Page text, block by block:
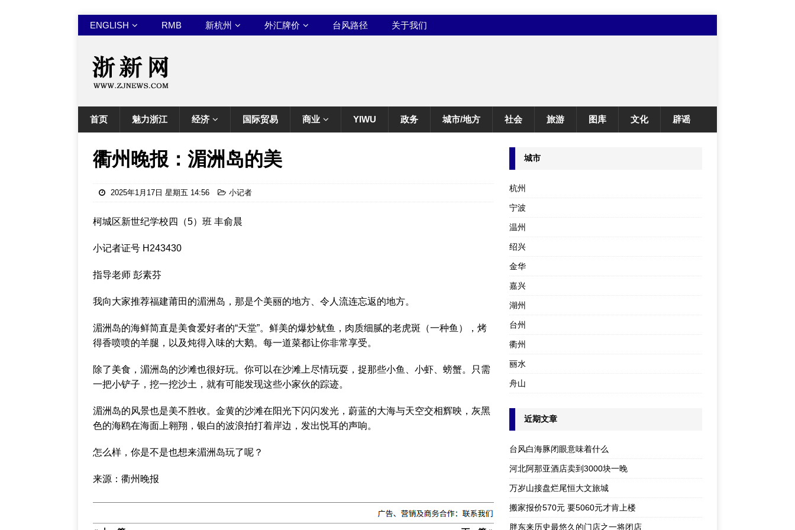
ENGLISH RMB 新杭州 外汇牌价 台风路径 关于我们
首页 魅力浙江 经济 国际贸易 商业 YIWU 政务 城市/地方 社会 旅游 图库 文化 辟谣
衢州晚报：湄洲岛的美
2025年1月17日 星期五 14:56 小记者
柯城区新世纪学校四（5）班 丰俞晨
小记者证号 H243430
指导老师 彭素芬
我向大家推荐福建莆田的湄洲岛，那是个美丽的地方、令人流连忘返的地方。
湄洲岛的海鲜简直是美食爱好者的“天堂”。鲜美的爆炒鱿鱼，肉质细腻的老虎斑（一种鱼），烤
得香喷喷的羊腿，以及炖得入味的大鹅。每一道菜都让你非常享受。
除了美食，湄洲岛的沙滩也很好玩。你可以在沙滩上尽情玩耍，捉那些小鱼、小虾、螃蟹。只需
一把小铲子，挖一挖沙土，就有可能发现这些小家伙的踪迹。
湄洲岛的风景也是美不胜收。金黄的沙滩在阳光下闪闪发光，蔚蓝的大海与天空交相辉映，灰黑
色的海鸥在海面上翱翔，银白的波浪拍打着岸边，发出悦耳的声响。
怎么样，你是不是也想来湄洲岛玩了呢？
来源：衢州晚报
城市
杭州
宁波
温州
绍兴
金华
嘉兴
湖州
台州
衢州
丽水
舟山
近期文章
台风白海豚闭眼意味着什么
河北阿那亚酒店卖到3000块一晚
万岁山接盘烂尾恒大文旅城
搬家报价570元 要5060元才肯上楼
胖东来历史最悠久的门店之一将闭店